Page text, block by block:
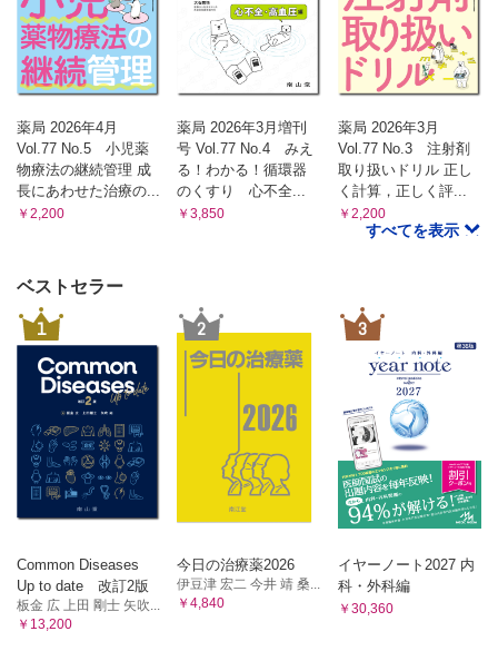
薬局 2026年4月
Vol.77 No.5 小児薬
物療法の継続管理 成
長にあわせた治療の...
￥2,200
薬局 2026年3月増刊
号 Vol.77 No.4 みえ
る！わかる！循環器
のくすり 心不全...
￥3,850
薬局 2026年3月
Vol.77 No.3 注射剤
取り扱いドリル 正し
く計算，正しく評...
￥2,200
すべてを表示
ベストセラー
1
Common Diseases
Up to date 改訂2版
板金 広 上田 剛士 矢吹...
￥13,200
2
今日の治療薬2026
伊豆津 宏二 今井 靖 桑...
￥4,840
3
イヤーノート2027 内
科・外科編
￥30,360